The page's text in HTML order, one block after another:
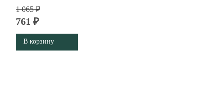
1 065 ₽
761 ₽
В корзину